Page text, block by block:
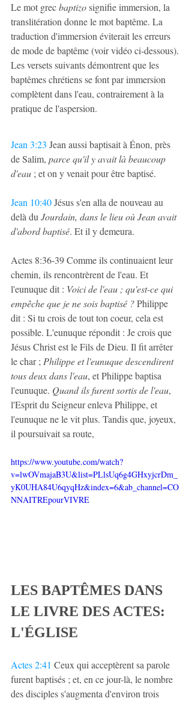
Le mot grec baptizo signifie immersion, la
translitération donne le mot baptême. La
traduction d'immersion éviterait les erreurs
de mode de baptême (voir vidéo ci-dessous).
Les versets suivants démontrent que les
baptêmes chrétiens se font par immersion
complètent dans l'eau, contrairement à la
pratique de l'aspersion.
Jean 3:23 Jean aussi baptisait à Énon, près
de Salim, parce qu'il y avait là beaucoup
d'eau ; et on y venait pour être baptisé.
Jean 10:40 Jésus s'en alla de nouveau au
delà du Jourdain, dans le lieu où Jean avait
d'abord baptisé. Et il y demeura.
Actes 8:36-39 Comme ils continuaient leur
chemin, ils rencontrèrent de l'eau. Et
l'eunuque dit : Voici de l'eau ; qu'est-ce qui
empêche que je ne sois baptisé ? Philippe
dit : Si tu crois de tout ton coeur, cela est
possible. L'eunuque répondit : Je crois que
Jésus Christ est le Fils de Dieu. Il fit arrêter
le char ; Philippe et l'eunuque descendirent
tous deux dans l'eau, et Philippe baptisa
l'eunuque. Quand ils furent sortis de l'eau,
l'Esprit du Seigneur enleva Philippe, et
l'eunuque ne le vit plus. Tandis que, joyeux,
il poursuivait sa route,
https://www.youtube.com/watch?
v=lwOVmajaB3U&list=PLlsUq6g4GHxyjcrDm_
yK0UHA84U6qyqHz&index=6&ab_channel=CO
NNAITREpourVIVRE
LES BAPTÊMES DANS
LE LIVRE DES ACTES:
L'ÉGLISE
Actes 2:41 Ceux qui acceptèrent sa parole
furent baptisés ; et, en ce jour-là, le nombre
des disciples s'augmenta d'environ trois